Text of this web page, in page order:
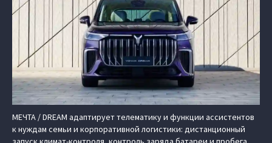
МЕЧТА / DREAM адаптирует телематику и функции ассистентов
к нуждам семьи и корпоративной логистики: дистанционный